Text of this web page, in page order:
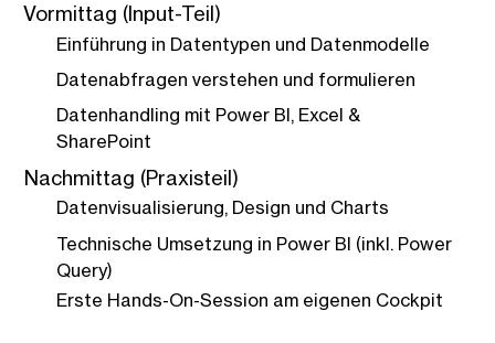
Vormittag (Input-Teil)
Einführung in Datentypen und Datenmodelle
Datenabfragen verstehen und formulieren
Datenhandling mit Power BI, Excel &
SharePoint
Nachmittag (Praxisteil)
Datenvisualisierung, Design und Charts
Technische Umsetzung in Power BI (inkl. Power
Query)
Erste Hands-On-Session am eigenen Cockpit